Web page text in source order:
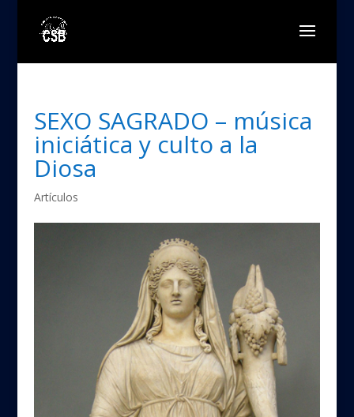
SEXO SAGRADO – música
iniciática y culto a la
Diosa
Artículos